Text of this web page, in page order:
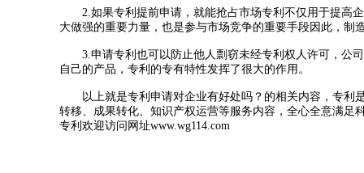
2.如果专利提前申请，就能抢占市场专利不仅用于提高
大做强的重要力量，也是参与市场竞争的重要手段因此，
3.申请专利也可以防止他人剽窃未经专利权人许可，公
自己的产品，专利的专有特性发挥了很大的作用。
以上就是专利申请对企业有好处吗？的相关内容，专利
转移、成果转化、知识产权运营等服务内容，全心全意满
专利欢迎访问网址www.wg114.com